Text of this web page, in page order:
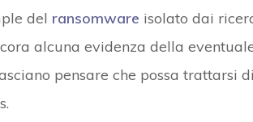
del ransomware isolato dai
alcuna evidenza della
pensare che possa trattarsi